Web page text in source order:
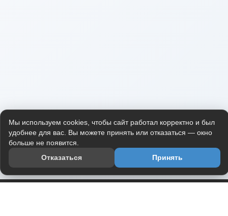
Мы используем cookies, чтобы сайт работал корректно и был
удобнее для вас. Вы можете принять или отказаться — окно
больше не появится.
Отказаться
Принять